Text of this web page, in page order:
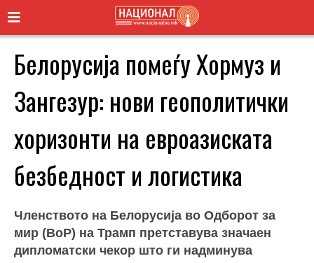
Белорусија помеѓу Хормуз и
Зангезур: нови геополитички
хоризонти на евроазиската
безбедност и логистика
Членството на Белорусија во Одборот за
мир (BoP) на Трамп претставува значаен
дипломатски чекор што ги надминува